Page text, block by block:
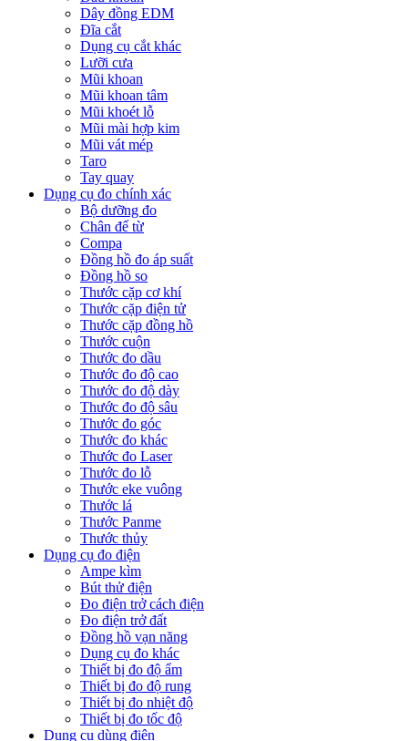
Dây đồng EDM
Đĩa cắt
Dụng cụ cắt khác
Lưỡi cưa
Mũi khoan
Mũi khoan tâm
Mũi khoét lỗ
Mũi mài hợp kim
Mũi vát mép
Taro
Tay quay
Dụng cụ đo chính xác
Bộ dưỡng đo
Chân đế từ
Compa
Đồng hồ đo áp suất
Đồng hồ so
Thước cặp cơ khí
Thước cặp điện tử
Thước cặp đồng hồ
Thước cuộn
Thước đo dầu
Thước đo độ cao
Thước đo độ dày
Thước đo độ sâu
Thước đo góc
Thước đo khác
Thước đo Laser
Thước đo lỗ
Thước eke vuông
Thước lá
Thước Panme
Thước thủy
Dụng cụ đo điện
Ampe kìm
Bút thử điện
Đo điện trở cách điện
Đo điện trở đất
Đồng hồ vạn năng
Dụng cụ đo khác
Thiết bị đo độ ẩm
Thiết bị đo độ rung
Thiết bị đo nhiệt độ
Thiết bị đo tốc độ
Dụng cụ dùng điện